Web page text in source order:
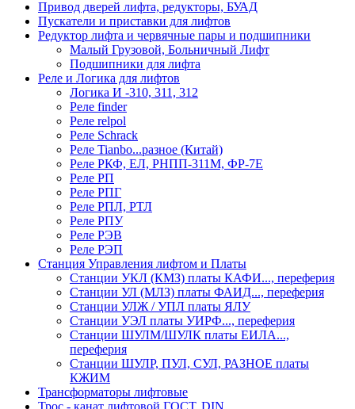
Привод дверей лифта, редукторы, БУАД
Пускатели и приставки для лифтов
Редуктор лифта и червячные пары и подшипники
Малый Грузовой, Больничный Лифт
Подшипники для лифта
Реле и Логика для лифтов
Логика И -310, 311, 312
Реле findеr
Реле relpol
Реле Schrack
Реле Tianbo...разное (Китай)
Реле РКФ, ЕЛ, РНПП-311М, ФР-7Е
Реле РП
Реле РПГ
Реле РПЛ, РТЛ
Реле РПУ
Реле РЭВ
Реле РЭП
Станция Управления лифтом и Платы
Станции УКЛ (КМЗ) платы КАФИ..., переферия
Станции УЛ (МЛЗ) платы ФАИД..., переферия
Станции УЛЖ / УПЛ платы ЯЛУ
Станции УЭЛ платы УИРФ..., переферия
Станции ШУЛМ/ШУЛК платы ЕИЛА...,
переферия
Станции ШУЛР, ПУЛ, СУЛ, РАЗНОЕ платы
КЖИМ
Трансформаторы лифтовые